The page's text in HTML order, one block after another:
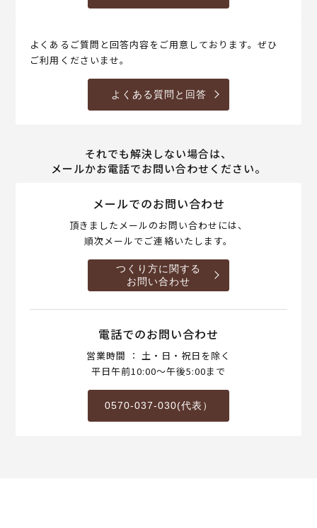
よくあるご質問と回答内容をご用意しております。ぜひ
ご利用くださいませ。
よくある質問と回答
それでも解決しない場合は、
メールかお電話でお問い合わせください。
メールでのお問い合わせ
頂きましたメールのお問い合わせには、
順次メールでご連絡いたします。
つくり方に関する
お問い合わせ
電話でのお問い合わせ
営業時間 ： 土・日・祝日を除く
平日午前10:00～午後5:00まで
0570-037-030(代表）